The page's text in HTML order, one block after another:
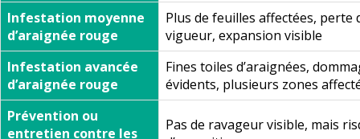
Infestation moyenne
d’araignée rouge
Plus de feuilles affectées, perte
vigueur, expansion visible
Infestation avancée
d’araignée rouge
Fines toiles d’araignées,
évidents, plusieurs zones
Prévention ou
entretien contre les
Pas de ravageur visible, mais